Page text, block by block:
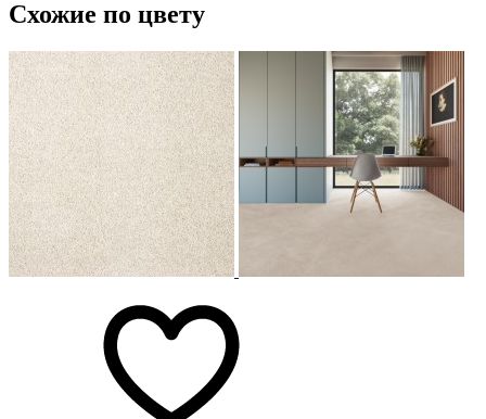
Схожие по цвету